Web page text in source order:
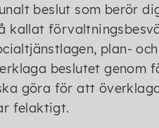
beslut som berör
kallat
plan-
beslutet genom
göra för att
felaktigt.